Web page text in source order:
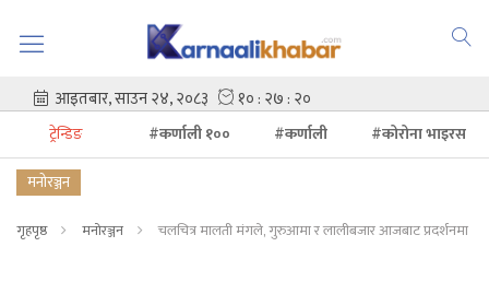
ट्रेन्डिङ #कर्णाली १०० #कर्णाली
#कोरोना भाइरस
मनोरञ्जन
गृहपृष्ठ मनोरञ्जन चलचित्र मालती मंगले, गुरुआमा र लालीबजार आजबाट प्रदर्शनमा